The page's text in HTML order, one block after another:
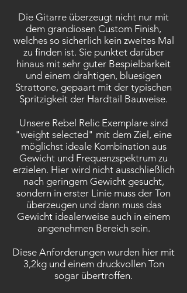
Die Gitarre überzeugt nicht nur mit
dem grandiosen Custom Finish,
welches so sicherlich kein zweites Mal
zu finden ist. Sie punktet darüber
hinaus mit sehr guter Bespielbarkeit
und einem drahtigen, bluesigen
Strattone, gepaart mit der typischen
Spritzigkeit der Hardtail Bauweise.
Unsere Rebel Relic Exemplare sind
"weight selected" mit dem Ziel, eine
möglichst ideale Kombination aus
Gewicht und Frequenzspektrum zu
erzielen. Hier wird nicht ausschließlich
nach geringem Gewicht gesucht,
sondern in erster Linie muss der Ton
überzeugen und dann muss das
Gewicht idealerweise auch in einem
angenehmen Bereich sein.
Diese Anforderungen wurden hier mit
3,2kg und einem druckvollen Ton
sogar übertroffen.